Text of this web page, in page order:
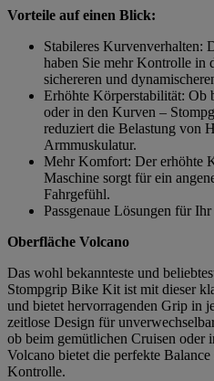
Vorteile auf einen Blick:
Stabileres Kurvenverhalten:
haben Sie mehr Kontrolle in
sichereren und
Erhöhte Körperstabilität: Ob
oder in den Kurven –
reduziert die Belastung von
Armmuskulatur.
Mehr Komfort: Der erhöhte
Maschine sorgt für ein
Fahrgefühl.
Passgenaue Lösungen für
Oberfläche Volcano
Das wohl bekannteste und
Stompgrip Bike Kit ist mit dieser
und bietet hervorragenden Grip in
zeitlose Design für
ob beim gemütlichen Cruisen oder
Volcano bietet die perfekte
Kontrolle.